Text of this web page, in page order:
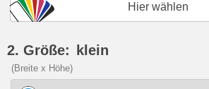
Hier wählen
2. Größe: klein
(Breite x Höhe)